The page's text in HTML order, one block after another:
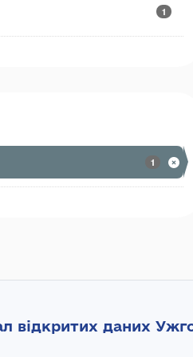
1
1
відкритих даних